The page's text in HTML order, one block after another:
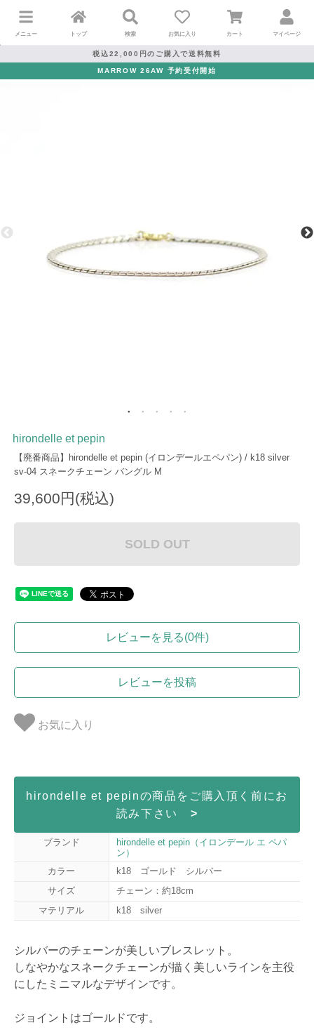
メニュー トップ 検索 お気に入り カート マイページ
税込22,000円のご購入で送料無料
MARROW 26AW 予約受付開始
hirondelle et pepin
【廃番商品】hirondelle et pepin (イロンデールエペパン) / k18 silver
sv-04 スネークチェーン バングル M
39,600円(税込)
SOLD OUT
レビューを見る(0件)
レビューを投稿
お気に入り
hirondelle et pepinの商品をご購入頂く前にお
読み下さい >
ブランド
hirondelle et pepin（イロンデール エ ペパ
ン）
カラー
k18 ゴールド シルバー
サイズ
チェーン：約18cm
マテリアル
k18 silver
シルバーのチェーンが美しいブレスレット。
しなやかなスネークチェーンが描く美しいラインを主役
にしたミニマルなデザインです。
ジョイントはゴールドです。